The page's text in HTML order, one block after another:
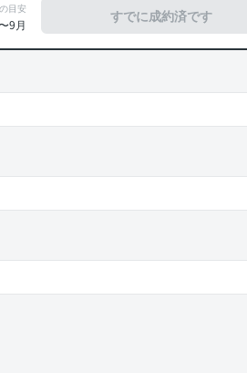
目安
9月 すでに成約済です